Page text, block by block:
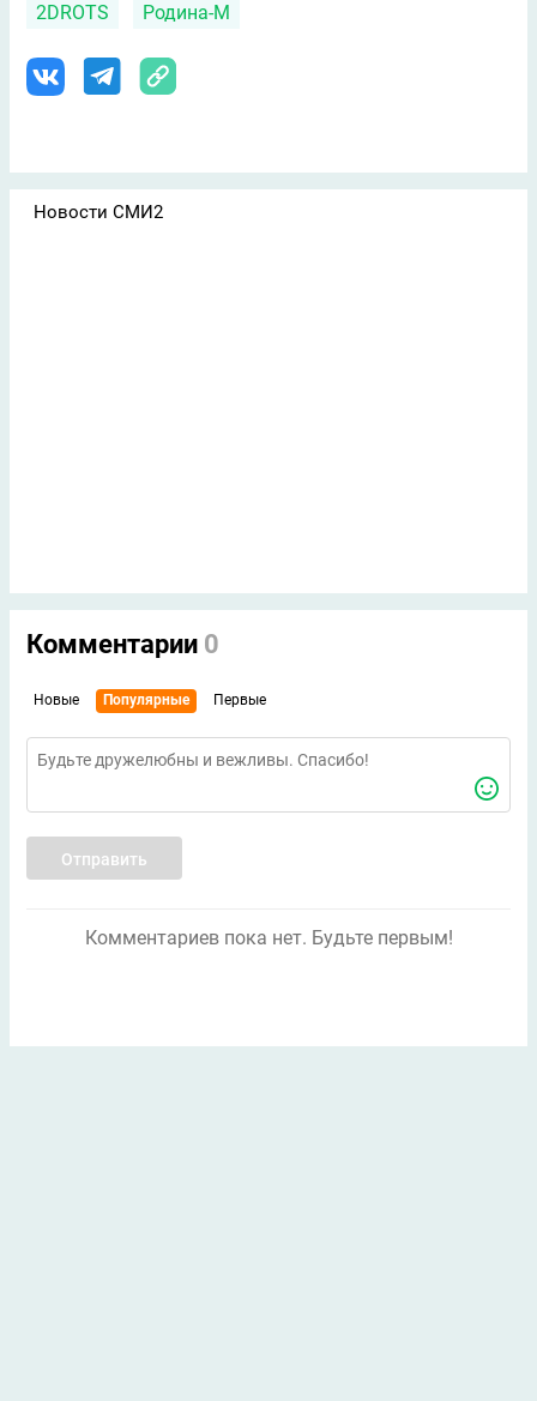
2DROTS Родина-М
Новости СМИ2
Комментарии 0
Новые Популярные Первые
Отправить
Комментариев пока нет. Будьте первым!